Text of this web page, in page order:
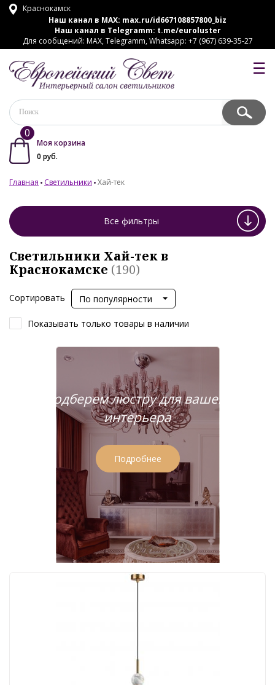
Краснокамск
Наш канал в MAX: max.ru/id667108857800_biz
Наш канал в Telegramm: t.me/euroluster
Для сообщений: MAX, Telegramm, Whatsapp: +7 (967) 639-35-27
☰
0
Моя корзина
0 руб.
Главная Светильники Хай-тек
Все фильтры
Светильники Хай-тек в
Краснокамске (190)
Сортировать По популярности
Показывать только товары в наличии
Подберем люстру для вашего
интерьера
Подробнее